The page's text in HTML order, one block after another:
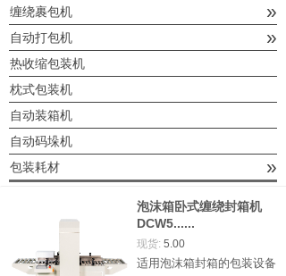
缠绕裹包机 »
自动打包机 »
热收缩包装机
枕式包装机
自动装箱机
自动码垛机
包装耗材
»
泡沫箱卧式缠绕封箱机
DCW5......
现货: 5.00
适用泡沫箱封箱的包装设备